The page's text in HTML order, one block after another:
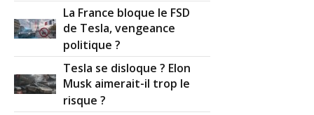
La France bloque le FSD
de Tesla, vengeance
politique ?
Tesla se disloque ? Elon
Musk aimerait-il trop le
risque ?